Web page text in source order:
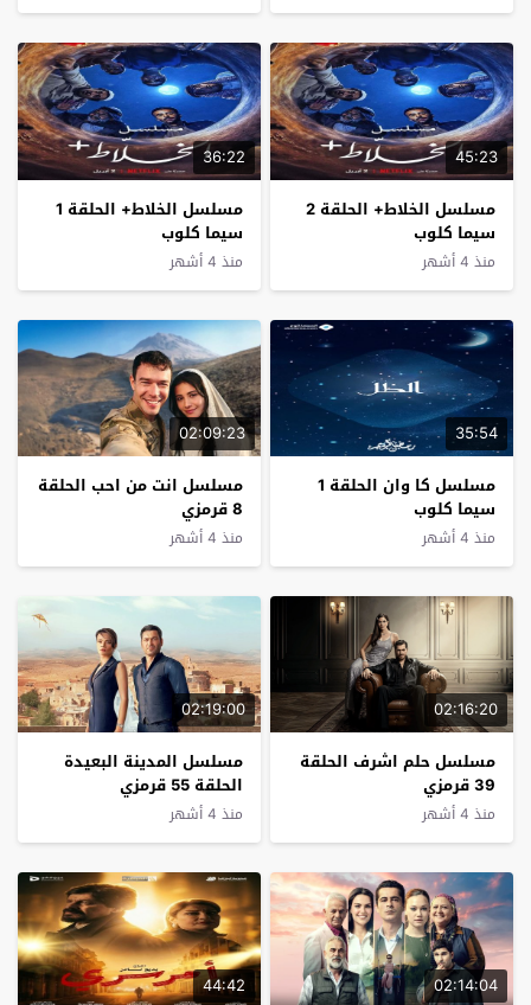
45:23
مسلسل الخلاط+ الحلقة 2
سيما كلوب
منذ 4 أشهر
36:22
مسلسل الخلاط+ الحلقة 1
سيما كلوب
منذ 4 أشهر
35:54
مسلسل كا وان الحلقة 1
سيما كلوب
منذ 4 أشهر
02:09:23
مسلسل انت من احب الحلقة
8 قرمزي
منذ 4 أشهر
02:16:20
مسلسل حلم اشرف الحلقة
39 قرمزي
منذ 4 أشهر
02:19:00
مسلسل المدينة البعيدة
الحلقة 55 قرمزي
منذ 4 أشهر
02:14:04
44:42